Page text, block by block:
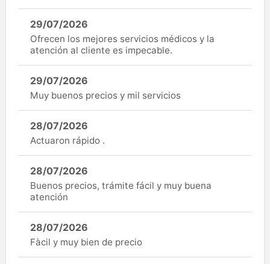
29/07/2026
Ofrecen los mejores servicios médicos y la
atención al cliente es impecable.
29/07/2026
Muy buenos precios y mil servicios
28/07/2026
Actuaron rápido .
28/07/2026
Buenos precios, trámite fácil y muy buena
atención
28/07/2026
Fàcil y muy bien de precio